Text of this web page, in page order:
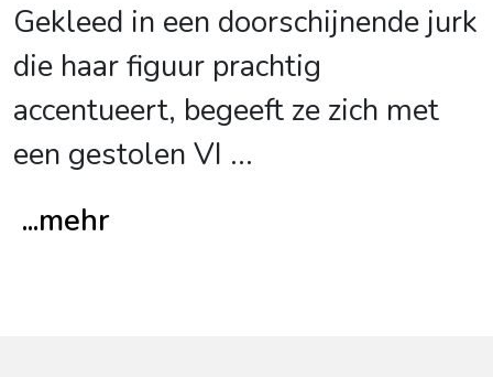
Gekleed in een doorschijnende jurk
die haar figuur prachtig
accentueert, begeeft ze zich met
een gestolen VI ...
...mehr